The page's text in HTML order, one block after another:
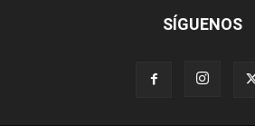
SÍGUENOS